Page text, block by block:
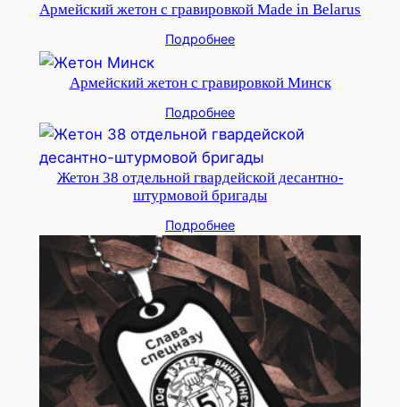
Армейский жетон с гравировкой Made in Belarus
Подробнее
Армейский жетон с гравировкой Минск
Подробнее
Жетон 38 отдельной гвардейской десантно-
штурмовой бригады
Подробнее